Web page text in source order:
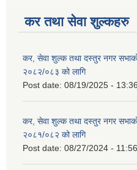
कर तथा सेवा शुल्कहरु
कर, सेवा शुल्क तथा दस्तुर नगर
२०८२/०८३ को लागि
Post date: 08/19/2025 - 13:36
कर, सेवा शुल्क तथा दस्तुर नगर
२०८१/०८२ को लागि
Post date: 08/27/2024 - 11:56